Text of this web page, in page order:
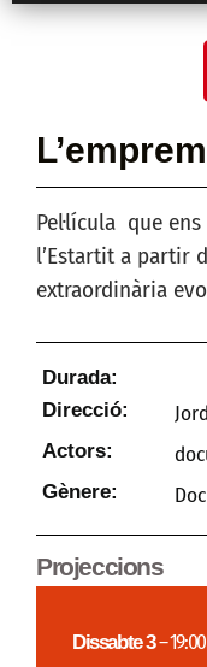
Pel·lícula que
l’Estartit a partir
extraordinària
Durada:
Direcció:
Actors:
Gènere:
Projeccions
Dissabte 3– 19:00